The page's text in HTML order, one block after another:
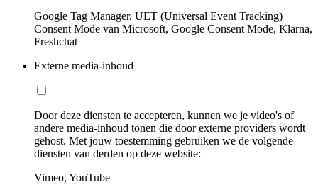
Google Tag Manager, UET (Universal Event Tracking)
Consent Mode van Microsoft, Google Consent Mode, Klarna,
Freshchat
Externe media-inhoud
Door deze diensten te accepteren, kunnen we je video's of
andere media-inhoud tonen die door externe providers wordt
gehost. Met jouw toestemming gebruiken we de volgende
diensten van derden op deze website:
Vimeo, YouTube